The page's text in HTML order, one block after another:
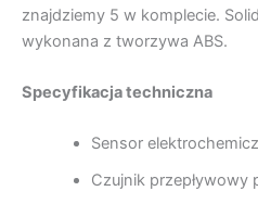
znajdziemy 5 w komplecie.
wykonana z tworzywa ABS.
Specyfikacja techniczna
Sensor
Czujnik przepływowy